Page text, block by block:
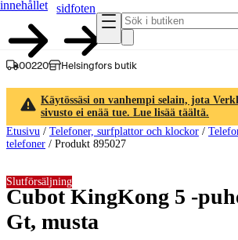
innehållet
sidfoten
00220 Helsingfors butik
Käytössäsi on vanhempi selain, jota
sivusto ei enää tue. Lue lisää täältä.
Etusivu / Telefoner, surfplattor och klockor /
telefoner / Produkt 895027
Cubot KingKong 5 -
Gt, musta
Slutförsäljning